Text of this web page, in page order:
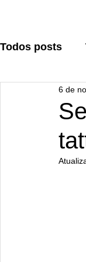
Todos posts
6 de